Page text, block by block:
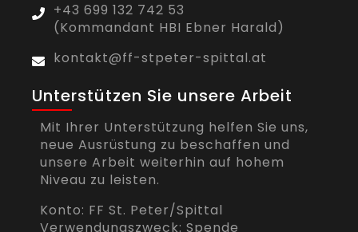
+43 699 132 742 53
(Kommandant HBI Ebner Harald)
kontakt@ff-stpeter-spittal.at
Unterstützen Sie unsere Arbeit
Mit Ihrer Unterstützung helfen Sie uns,
neue Ausrüstung zu beschaffen und
unsere Arbeit weiterhin auf hohem
Niveau zu leisten.
Konto: FF St. Peter/Spittal
Verwendungszweck: Spende